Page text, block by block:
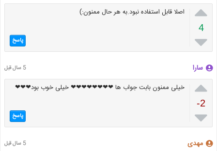

4

اصلا قابل استفاده نبود.به هر حال ممنون:)
پاسخ
سارا 5 سال قبل

-2

خیلی ممنون بابت جواب ها ❤❤❤❤❤❤❤❤ خیلی خوب بود❤❤❤
پاسخ
مهدی 5 سال قبل